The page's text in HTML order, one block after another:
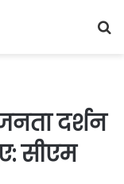
दर्शन
सीएम